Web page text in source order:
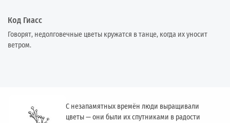
Код Гиасс
Говорят, недолговечные цветы кружатся в танце, когда их уносит
ветром.
С незапамятных времён люди выращивали
цветы — они были их спутниками в радости